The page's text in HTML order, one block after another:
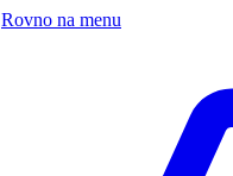
Rovno na menu